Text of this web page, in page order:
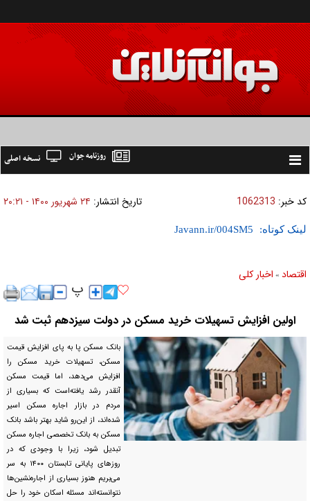
Toggle
نسخه اصلی روزنامه جوان
کد خبر: 1062313 تاریخ انتشار: ۲۴ شهريور ۱۴۰۰ - ۲۰:۲۱
لینک کوتاه:
اقتصاد » اخبار کلی
اولین افزایش تسهیلات خرید مسکن در دولت سیزدهم ثبت شد
بانک مسکن پا به پای افزایش قیمت
مسکن، تسهیلات خرید مسکن را
افزایش می‌دهد، اما قیمت مسکن
آنقدر رشد یافته‌است که بسیاری از
مردم در بازار اجاره مسکن اسیر
شده‌اند، از این‌رو شاید بهتر باشد بانک
مسکن به بانک تخصصی اجاره مسکن
تبدیل شود، زیرا با وجودی که در
روز‌های پایانی تا‌بستان ۱۴۰۰ به سر
می‌بریم هنوز بسیاری از اجاره‌نشین‌ها
نتوانسته‌اند مسئله اسکان خود را حل